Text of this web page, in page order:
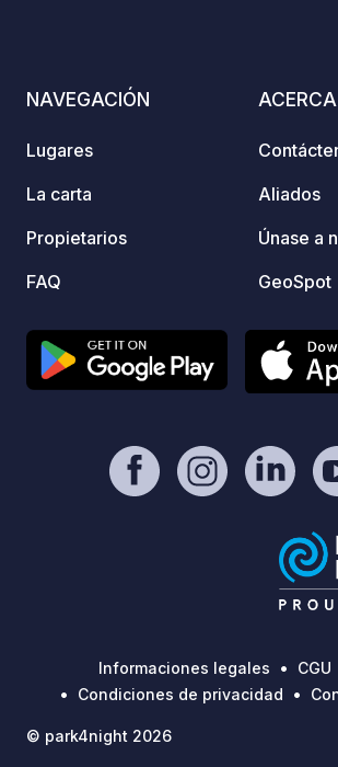
NAVEGACIÓN
Lugares
La carta
Propietarios
FAQ
Aliados
Únase a
GeoSpot
Informaciones legales CGU
Condiciones de privacidad
© park4night 2026